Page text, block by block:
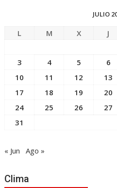
JULIO
L M X J
3
4 5 6
10
11 12 13
17
18 19 20
24
25 26 27
31
« Jun Ago »
Clima